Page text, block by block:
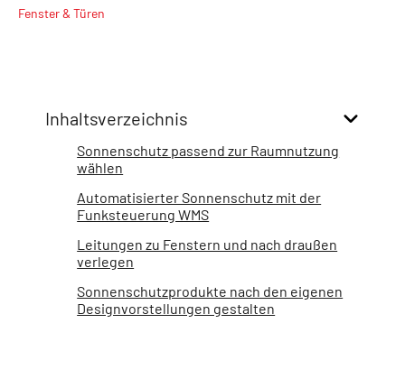
Fenster & Türen
Inhaltsverzeichnis
Sonnenschutz passend zur Raumnutzung
wählen
Automatisierter Sonnenschutz mit der
Funksteuerung WMS
Leitungen zu Fenstern und nach draußen
verlegen
Sonnenschutzprodukte nach den eigenen
Designvorstellungen gestalten